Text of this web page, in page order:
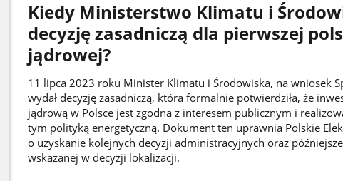
Kiedy Ministerstwo Klimatu i
decyzję zasadniczą dla pierwszej
jądrowej?
11 lipca 2023 roku Minister Klimatu i Środowiska, na wniosek
wydał decyzję zasadniczą, która formalnie potwierdziła, że
jądrową w Polsce jest zgodna z interesem publicznym i
tym polityką energetyczną. Dokument ten uprawnia Polskie
o uzyskanie kolejnych decyzji administracyjnych oraz
wskazanej w decyzji lokalizacji.